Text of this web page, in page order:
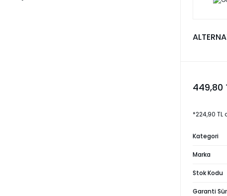
449,80
*224,90
Kategori
Marka
Stok Kodu
Garanti